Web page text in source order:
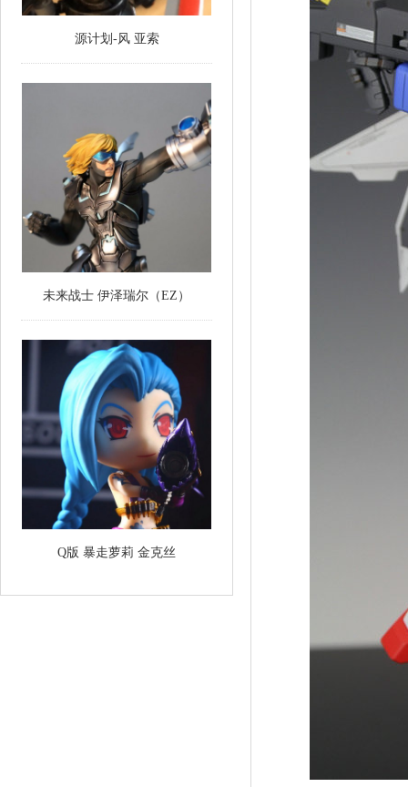
源计划-风 亚索
未来战士 伊泽瑞尔（EZ）
Q版 暴走萝莉 金克丝